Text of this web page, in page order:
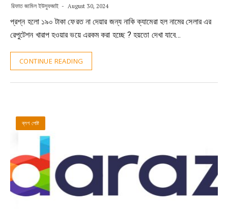
রিফাত জামিল ইউসুফজাই August 30, 2024
প্রশ্ন হলো ১৯০ টাকা ফেরত না দেয়ার জন্য নাকি ক্যামেরা হল নামের সেলার এর
রেপুটেশন খারাপ হওয়ার ভয়ে এরকম করা হচ্ছে ? হয়তো দেখা যাবে…
CONTINUE READING
ব্লগ পোষ্ট